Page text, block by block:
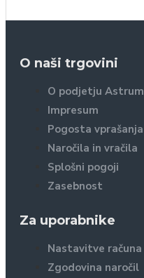
O naši trgovini
O podjetju Astrum
Impresum
Pogosta vprašanja
Naročila in vračila
Splošni pogoji
Zasebnost
Za uporabnike
Nastavitve računa
Zgodovina naročil